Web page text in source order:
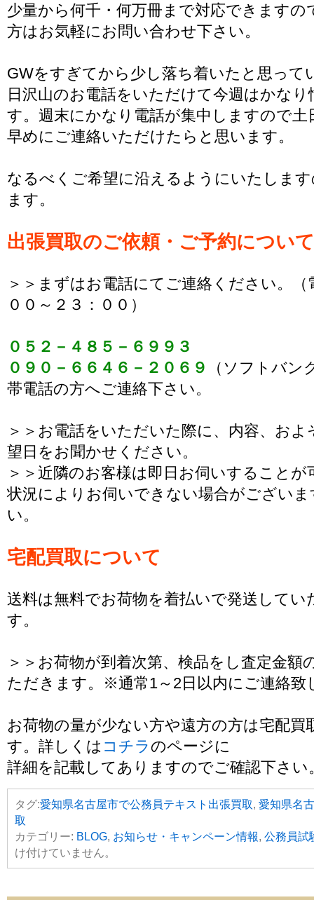
少量から何千・何万冊まで対応できます
方はお気軽にお問い合わせ下さい。
GWをすぎてから少し落ち着いたと思って
日沢山のお電話をいただけて今週はかな
す。週末にかなり電話が集中しますので土
早めにご連絡いただけたらと思います。
なるべくご希望に沿えるようにいたしま
ます。
出張買取のご依頼・ご予約について
＞＞まずはお電話にてご連絡ください。
００～２３：００）
０５２－４８５－６９９３
０９０－６６４６－２０６９
（ソフトバン
帯電話の方へご連絡下さい。
＞＞お電話をいただいた際に、内容、およ
望日をお聞かせください。
＞＞近隣のお客様は即日お伺いすること
状況によりお伺いできない場合がござい
い。
宅配買取について
送料は無料でお荷物を着払いで発送してい
す。
＞＞お荷物が到着次第、検品をし査定金額
ただきます。※通常1～2日以内にご連絡致
お荷物の量が少ない方や遠方の方は宅配買
す。詳しくは コチラのページに
詳細を記載してありますのでご確認下さい
タグ:愛知県名古屋市で公務員テキスト出張買取, 愛知県名
取
カテゴリー: BLOG, お知らせ・キャンペーン情報, 公務員試
け付けていません。